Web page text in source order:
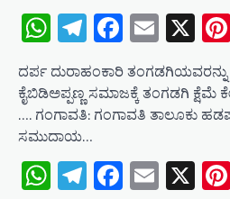
WhatsApp
Telegram
Facebook
Email
X
ದರ್ಪ ದುರಾಹಂಕಾರಿ
ಕೈಬಿಡಿಅಪ್ಪಣ್ಣ ಸಮಾಜಕ್ಕೆ ತಂಗಡಗಿ
…. ಗಂಗಾವತಿ: ಗಂಗಾವತಿ ತಾಲೂಕು
ಸಮುದಾಯ…
WhatsApp
Telegram
Facebook
Email
X